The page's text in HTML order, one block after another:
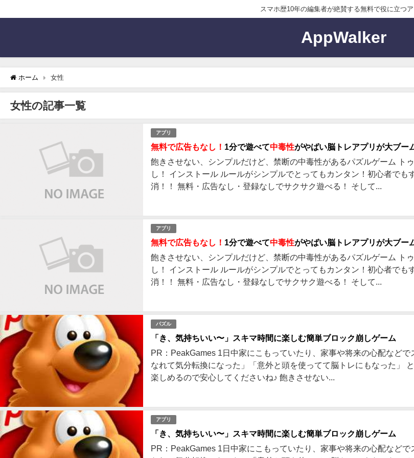
スマホ歴10年の編集者が絶賛する無料で役に立つア
AppWalker
ホーム 女性
女性の記事一覧
アプリ
無料で広告もなし！ 1分で遊べて中毒性がやばい脳トレアプリが大ブー
飽きさせない、シンプルだけど、禁断の中毒性があるパズルゲーム ト
し！ インストール ルールがシンプルでとってもカンタン！初心者で
消！！ 無料・広告なし・登録なしでサクサク遊べる！ そして...
無料で広告もなし！1分で遊べて中毒
性がやばい脳トレアプリが大ブーム">
アプリ
無料で広告もなし！ 1分で遊べて中毒性がやばい脳トレアプリが大ブー
飽きさせない、シンプルだけど、禁断の中毒性があるパズルゲーム ト
し！ インストール ルールがシンプルでとってもカンタン！初心者で
消！！ 無料・広告なし・登録なしでサクサク遊べる！ そして...
パズル
「き、気持ちいい〜」スキマ時間に楽しむ簡単ブロック崩しゲーム
PR：PeakGames 1日中家にこもっていたり、家事や将来の心配など
なれて気分転換になった」「意外と頭を使ってて脳トレにもなった」
楽しめるので安心してくださいね♪ 飽きさせない...
アプリ
「き、気持ちいい〜」スキマ時間に楽しむ簡単ブロック崩しゲーム
PR：PeakGames 1日中家にこもっていたり、家事や将来の心配など